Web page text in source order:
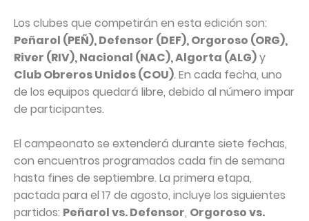
Los clubes que competirán en esta edición son:
Peñarol (PEÑ), Defensor (DEF), Orgoroso (ORG),
River (RIV), Nacional (NAC), Algorta (ALG)y
Club Obreros Unidos (COU). En cada fecha, uno
de los equipos quedará libre, debido al número impar
de participantes.
El campeonato se extenderá durante siete fechas,
con encuentros programados cada fin de semana
hasta fines de septiembre. La primera etapa,
pactada para el 17 de agosto, incluye los siguientes
partidos: Peñarol vs. Defensor, Orgoroso vs.